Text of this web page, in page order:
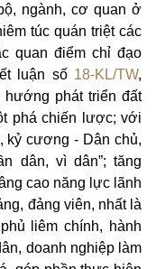
ngành, cơ quan ở
túc quán triệt các
quan điểm chỉ đạo
luận số 18-KL/TW,
hướng phát triển đất
phá chiến lược; với
kỷ cương - Dân chủ,
dân, vì dân”; tăng
cao năng lực lãnh
đảng viên, nhất là
liêm chính, hành
doanh nghiệp làm